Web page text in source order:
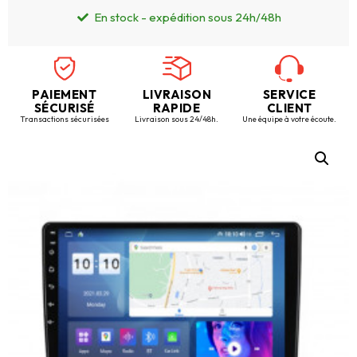
En stock - expédition sous 24h/48h
PAIEMENT
SÉCURISÉ
Transactions sécurisées
LIVRAISON
RAPIDE
Livraison sous 24/48h.
SERVICE
CLIENT
Une équipe à votre écoute.